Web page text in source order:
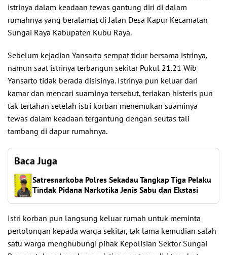
istrinya dalam keadaan tewas gantung diri di dalam
rumahnya yang beralamat di Jalan Desa Kapur Kecamatan
Sungai Raya Kabupaten Kubu Raya.
Sebelum kejadian Yansarto sempat tidur bersama istrinya,
namun saat istrinya terbangun sekitar Pukul 21.21 Wib
Yansarto tidak berada disisinya. Istrinya pun keluar dari
kamar dan mencari suaminya tersebut, teriakan histeris pun
tak tertahan setelah istri korban menemukan suaminya
tewas dalam keadaan tergantung dengan seutas tali
tambang di dapur rumahnya.
Baca Juga
Satresnarkoba Polres Sekadau Tangkap Tiga Pelaku
Tindak Pidana Narkotika Jenis Sabu dan Ekstasi
Istri korban pun langsung keluar rumah untuk meminta
pertolongan kepada warga sekitar, tak lama kemudian salah
satu warga menghubungi pihak Kepolisian Sektor Sungai